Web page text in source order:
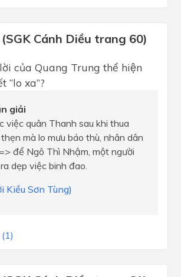
Cánh Diều trang 60)
của Quang Trung thể hiện
“lo xa”?
giải
việc quân Thanh sau khi thua
mà lo mưu báo thù, nhân dân
để Ngô Thì Nhậm, một người
dẹp việc binh đao.
Kiều Sơn Tùng)